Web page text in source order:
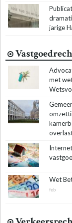
jarige
met
Wet
feb